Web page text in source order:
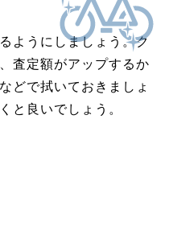
ようにしましょう。ク
査定額がアップするか
どで拭いておきましょ
と良いでしょう。